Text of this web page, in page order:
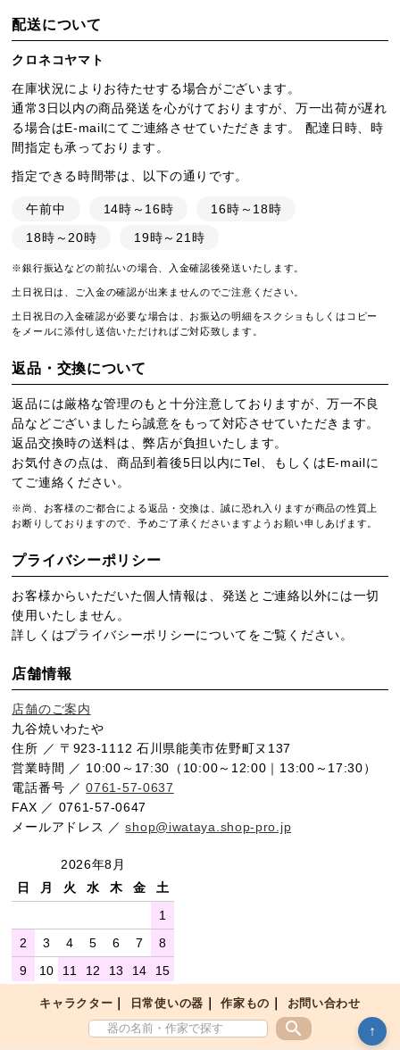
キャラクター 日常使いの器 ｜作家もの お問い合わせ
search
配送について
クロネコヤマト
在庫状況によりお待たせする場合がございます。
通常3日以内の商品発送を心がけておりますが、万一出荷が遅れ
る場合はE-mailにてご連絡させていただきます。 配達日時、時
間指定も承っております。
指定できる時間帯は、以下の通りです。
午前中 14時～16時
16時～18時
18時～20時
19時～21時
※銀行振込などの前払いの場合、入金確認後発送いたします。
土日祝日は、ご入金の確認が出来ませんのでご注意ください。
土日祝日の入金確認が必要な場合は、お振込の明細をスクショもしくはコピー
をメールに添付し送信いただければご対応致します。
返品・交換について
返品には厳格な管理のもと十分注意しておりますが、万一不良
品などございましたら誠意をもって対応させていただきます。
返品交換時の送料は、弊店が負担いたします。
お気付きの点は、商品到着後5日以内にTel、もしくはE-mailに
てご連絡ください。
※尚、お客様のご都合による返品・交換は、誠に恐れ入りますが商品の性質上
お断りしておりますので、予めご了承くださいますようお願い申しあげます。
プライバシーポリシー
お客様からいただいた個人情報は、発送とご連絡以外には一切
使用いたしません。
詳しくはプライバシーポリシーについてをご覧ください。
店舗情報
店舗のご案内
九谷焼いわたや
住所 ／ 〒923-1112 石川県能美市佐野町ヌ137
営業時間 ／ 10:00～17:30（10:00～12:00｜13:00～17:30）
電話番号 ／0761-57-0637
FAX ／ 0761-57-0647
メールアドレス ／shop@iwataya.shop-pro.jp
2026年8月
日
月 火 水 木 金
土
1
2
3 4 5 6 7
8
9
10 11 12 13 14
15
17 18 19 20 21 22
26 27 28
29
↑